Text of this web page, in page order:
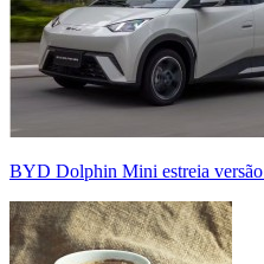
BYD Dolphin Mini estreia versão